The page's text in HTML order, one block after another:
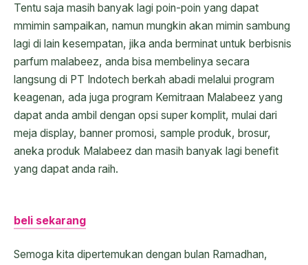
Tentu saja masih banyak lagi poin-poin yang dapat
mmimin sampaikan, namun mungkin akan mimin sambung
lagi di lain kesempatan, jika anda berminat untuk berbisnis
parfum malabeez, anda bisa membelinya secara
langsung di PT Indotech berkah abadi melalui program
keagenan, ada juga program Kemitraan Malabeez yang
dapat anda ambil dengan opsi super komplit, mulai dari
meja display, banner promosi, sample produk, brosur,
aneka produk Malabeez dan masih banyak lagi benefit
yang dapat anda raih.
beli sekarang
Semoga kita dipertemukan dengan bulan Ramadhan,